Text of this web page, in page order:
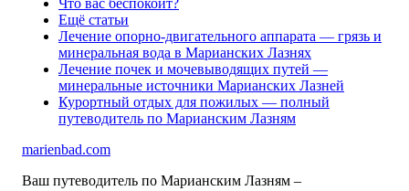
Что вас беспокоит?
Ещё статьи
Лечение опорно-двигательного аппарата — грязь и
минеральная вода в Марианских Лазнях
Лечение почек и мочевыводящих путей —
минеральные источники Марианских Лазней
Курортный отдых для пожилых — полный
путеводитель по Марианским Лазням
marienbad.com
Ваш путеводитель по Марианским Лазням –